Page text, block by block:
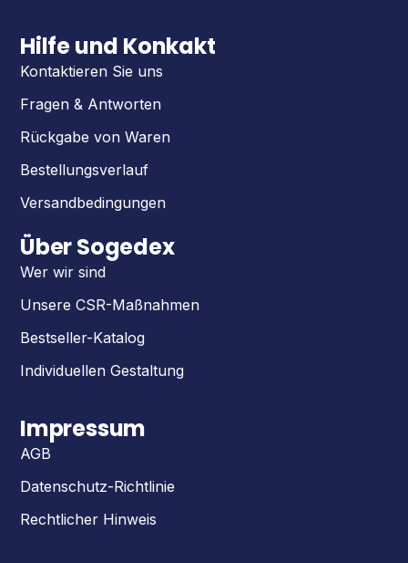
Hilfe und Konkakt
Kontaktieren Sie uns
Fragen & Antworten
Rückgabe von Waren
Bestellungsverlauf
Versandbedingungen
Über Sogedex
Wer wir sind
Unsere CSR-Maßnahmen
Bestseller-Katalog
Individuellen Gestaltung
Impressum
AGB
Datenschutz-Richtlinie
Rechtlicher Hinweis